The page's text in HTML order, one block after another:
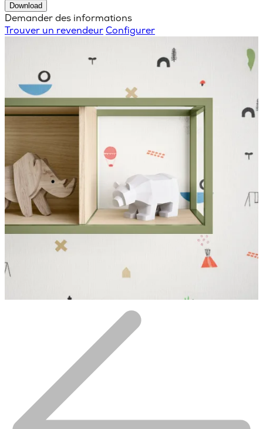
Download
Demander des informations
Trouver un revendeurConfigurer